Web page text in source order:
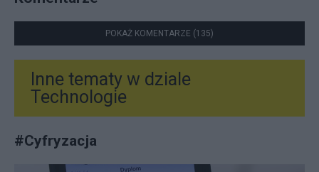
POKAŻ KOMENTARZE (135)
Inne tematy w dziale
Technologie
#Cyfryzacja